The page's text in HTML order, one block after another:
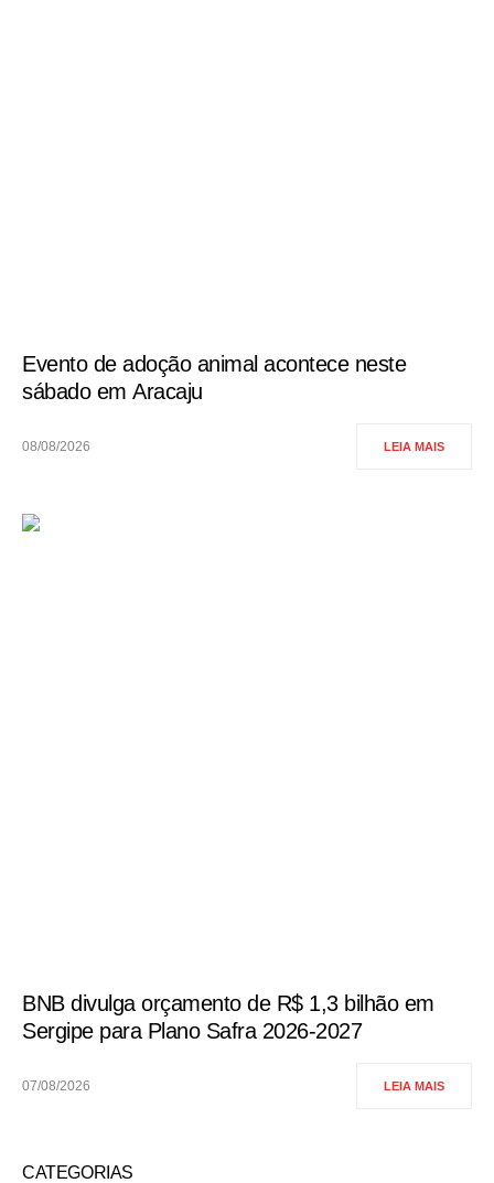
Evento de adoção animal acontece neste
sábado em Aracaju
08/08/2026 LEIA MAIS
BNB divulga orçamento de R$ 1,3 bilhão em
Sergipe para Plano Safra 2026-2027
07/08/2026 LEIA MAIS
CATEGORIAS